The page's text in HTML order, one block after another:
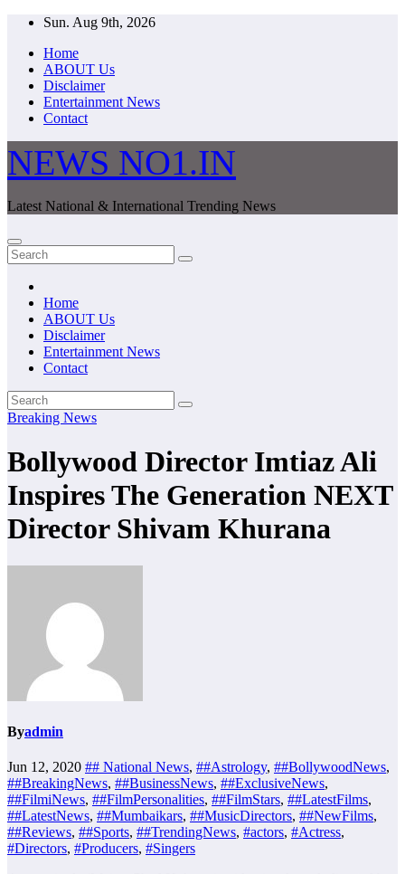
Skip
content
Sun. Aug 9th, 2026
Home
ABOUT Us
Disclaimer
Entertainment News
Contact
NEWS NO1.IN
Latest National & International Trending News
Home
ABOUT Us
Disclaimer
Entertainment News
Contact
Breaking News
Bollywood Director Imtiaz Ali
Inspires The Generation NEXT
Director Shivam Khurana
Byadmin
Jun 12, 2020 ## National News, ##Astrology, ##BollywoodNews,
##BreakingNews, ##BusinessNews, ##ExclusiveNews,
##FilmiNews, ##FilmPersonalities, ##FilmStars, ##LatestFilms,
##LatestNews, ##Mumbaikars, ##MusicDirectors, ##NewFilms,
##Reviews, ##Sports, ##TrendingNews, #actors, #Actress,
#Directors, #Producers, #Singers